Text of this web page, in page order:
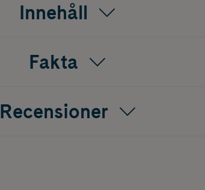
Innehåll
Fakta
Recensioner